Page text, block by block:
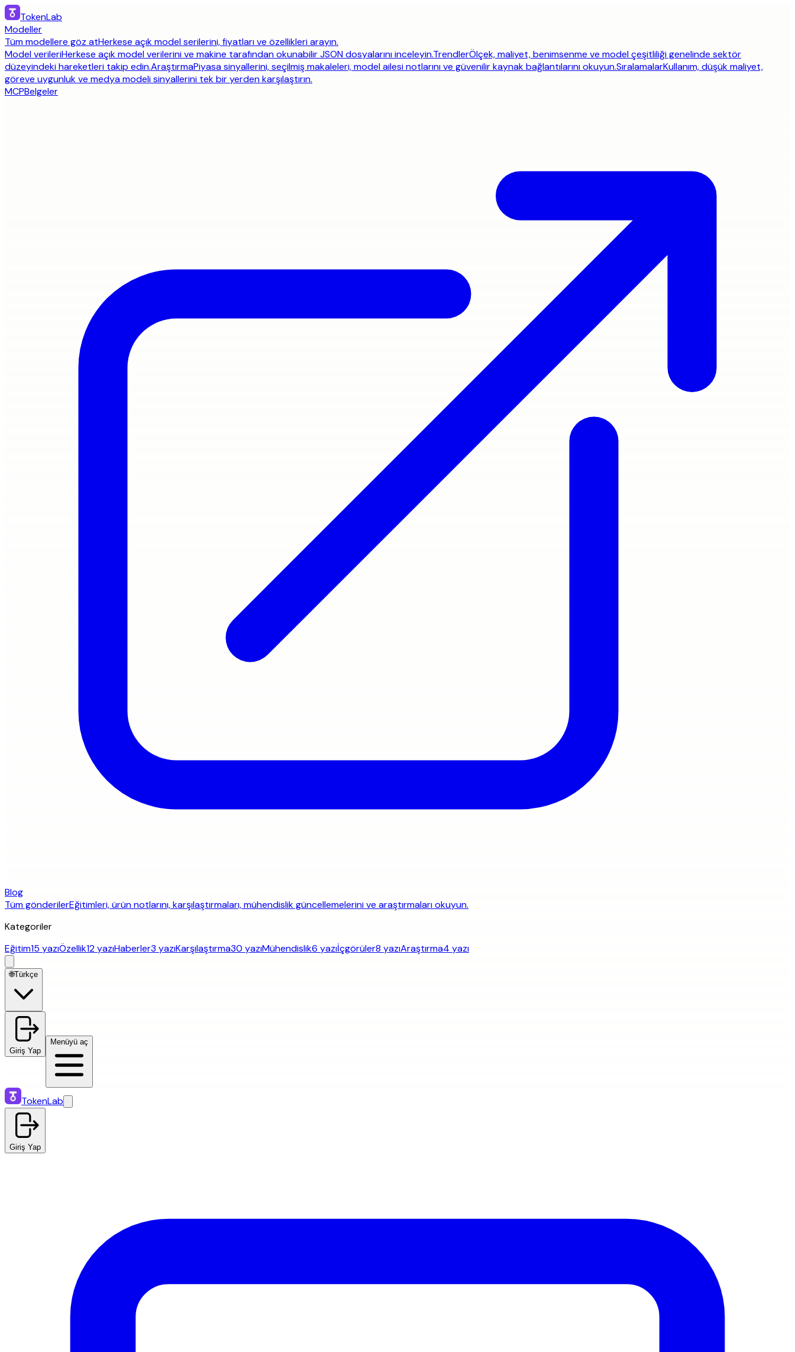
TokenLab
Modeller
Tüm modellere göz atHerkese açık model serilerini, fiyatları ve özellikleri arayın.
Model verileriHerkese açık model verilerini ve makine tarafından okunabilir JSON dosyalarını inceleyin.TrendlerÖlçek, maliyet, benimsenme ve model çeşitliliği genelinde sektör
düzeyindeki hareketleri takip edin.AraştırmaPiyasa sinyallerini, seçilmiş makaleleri, model ailesi notlarını ve güvenilir kaynak bağlantılarını okuyun.SıralamalarKullanım, düşük maliyet,
göreve uygunluk ve medya modeli sinyallerini tek bir yerden karşılaştırın.
MCPBelgeler
Blog
Tüm gönderilerEğitimleri, ürün notlarını, karşılaştırmaları, mühendislik güncellemelerini ve araştırmaları okuyun.
Kategoriler
Eğitim15 yazıÖzellik12 yazıHaberler3 yazıKarşılaştırma30 yazıMühendislik6 yazıİçgörüler8 yazıAraştırma4 yazı
🌐Türkçe
Giriş Yap
Menüyü aç
TokenLab
Giriş Yap